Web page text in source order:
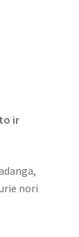
ir
nori